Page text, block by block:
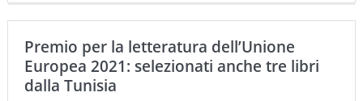
Premio per la letteratura dell’Unione
Europea 2021: selezionati anche tre libri
dalla Tunisia